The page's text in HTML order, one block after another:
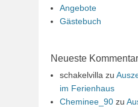
Angebote
Gästebuch
Neueste
schakelvilla zu
im Ferienhaus
Cheminee_90 zu